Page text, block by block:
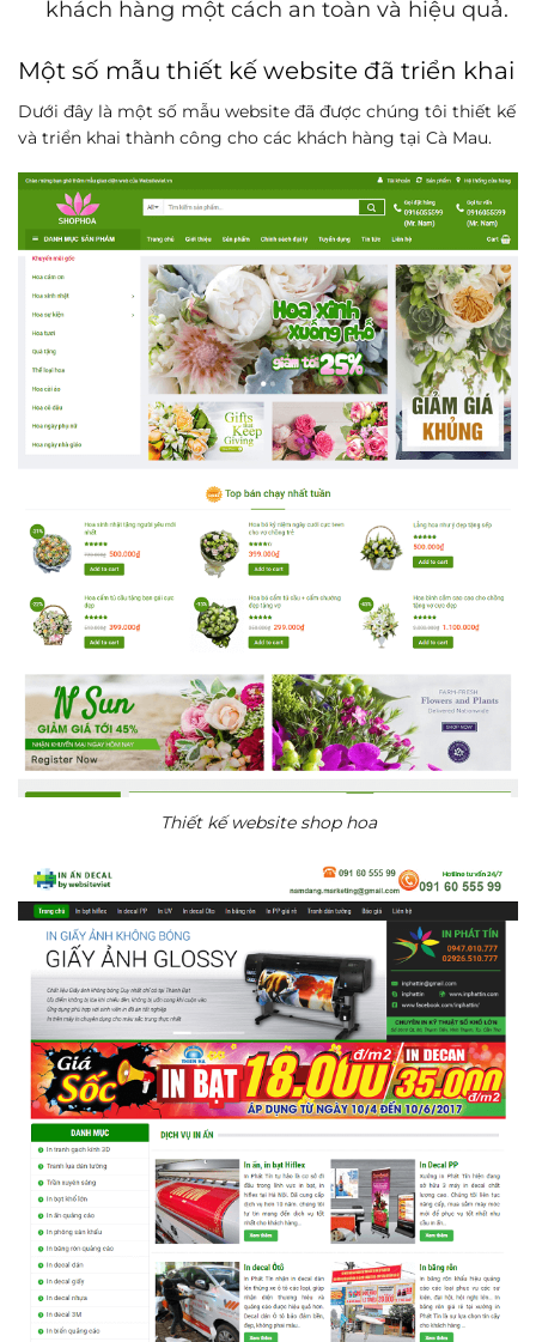
khách hàng một cách an toàn và hiệu quả.
Một số mẫu thiết kế website đã triển khai
Dưới đây là một số mẫu website đã được chúng tôi thiết kế
và triển khai thành công cho các khách hàng tại Cà Mau.
Thiết kế website shop hoa